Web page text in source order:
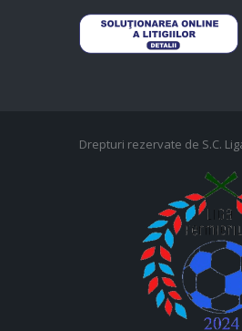
Drepturi rezervate de S.C.